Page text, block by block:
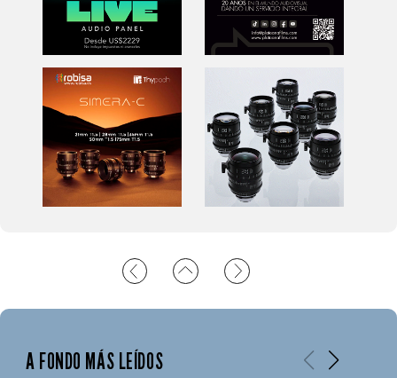
A FONDO MÁS LEÍDOS